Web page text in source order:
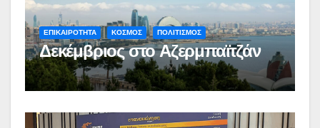
ΕΠΙΚΑΙΡΟΤΗΤΑ ΚΟΣΜΟΣ ΠΟΛΙΤΙΣΜΟΣ
Δεκέμβριος στο Αζερμπαϊτζάν